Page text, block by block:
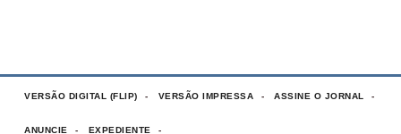
VERSÃO DIGITAL (FLIP) VERSÃO IMPRESSA ASSINE O JORNAL
ANUNCIE EXPEDIENTE